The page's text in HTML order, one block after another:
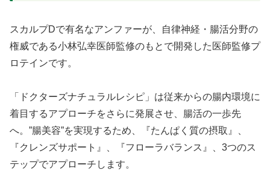
スカルプDで有名なアンファーが、自律神経・腸活分野の
権威である小林弘幸医師監修のもとで開発した医師監修プ
ロテインです。
「ドクターズナチュラルレシピ」は従来からの腸内環境に
着目するアプローチをさらに発展させ、腸活の一歩先
へ。”腸美容”を実現するため、『たんぱく質の摂取』、
『クレンズサポート』、『フローラバランス』、3つのス
テップでアプローチします。